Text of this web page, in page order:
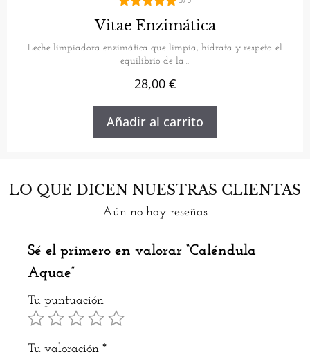
5.00
de 5
Vitae Enzimática
Leche limpiadora enzimática que limpia, hidrata y respeta el
equilibrio de la…
28,00 €
Añadir al carrito
LO QUE DICEN NUESTRAS CLIENTAS
Aún no hay reseñas
Sé el primero en valorar “Caléndula
Aquae”
Tu puntuación
Tu valoración *